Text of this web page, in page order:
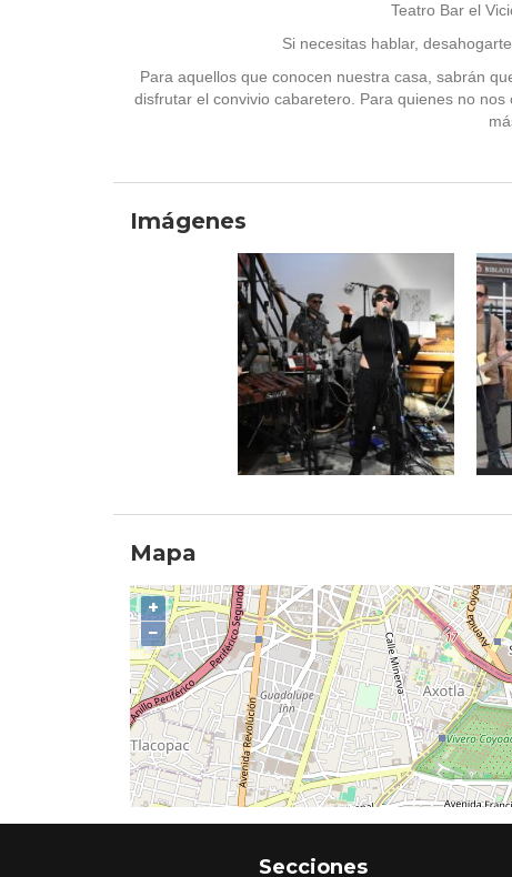
Teatro Bar el
Si necesitas hablar,
Para aquellos que conocen nuestra casa, sabrán
disfrutar el convivio cabaretero. Para quienes no
Imágenes
Mapa
+
−
Secciones